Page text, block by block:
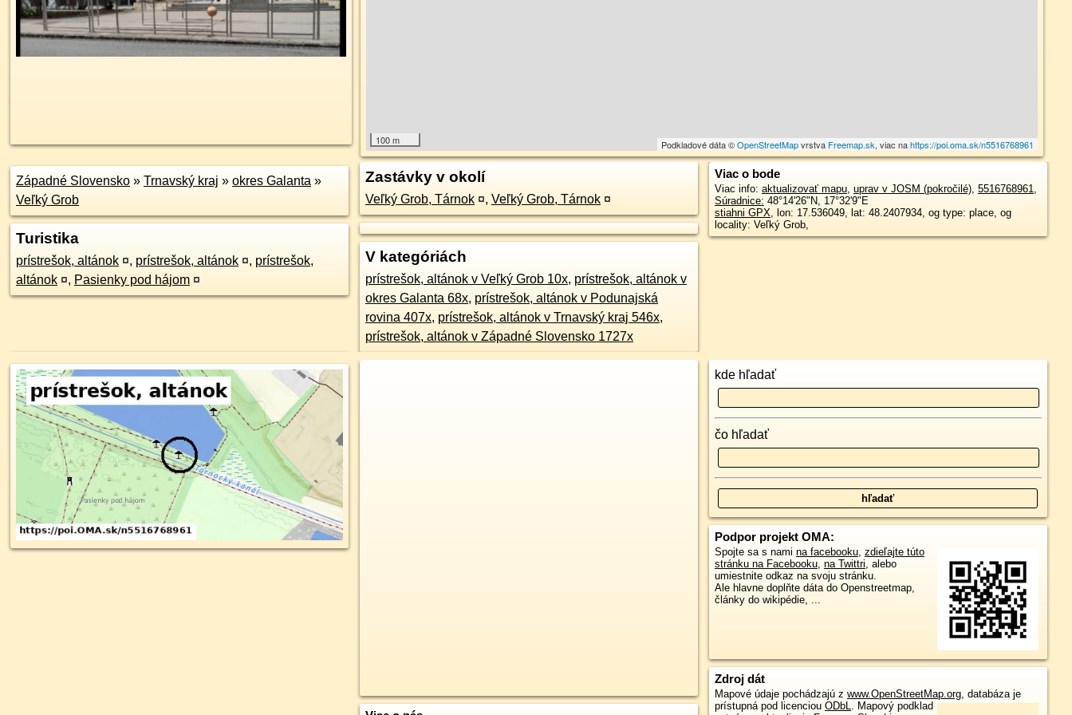
100 m Podkladové dáta ©OpenStreetMapvrstva Freemap.sk, viac nahttps://poi.oma.sk/n5516768961
Západné Slovensko » Trnavský kraj » okres Galanta »
Veľký Grob
Turistika
prístrešok, altánok ¤, prístrešok, altánok ¤, prístrešok,
altánok ¤, Pasienky pod hájom ¤
Zastávky v okolí
Veľký Grob, Tárnok ¤, Veľký Grob, Tárnok ¤
V kategóriách
prístrešok, altánok v Veľký Grob 10x, prístrešok, altánok v
okres Galanta 68x, prístrešok, altánok v Podunajská
rovina 407x, prístrešok, altánok v Trnavský kraj 546x,
prístrešok, altánok v Západné Slovensko 1727x
Viac o bode
Viac info: aktualizovať mapu, uprav v JOSM (pokročilé), 5516768961,
Súradnice: 48°14'26"N, 17°32'9"E
stiahni GPX, lon: 17.536049, lat: 48.2407934, og type: place, og
locality: Veľký Grob,
kde hľadať
čo hľadať
Podpor projekt OMA:
Spojte sa s nami na facebooku, zdieľajte túto
stránku na Facebooku, na Twittri, alebo
umiestnite odkaz na svoju stránku.
Ale hlavne doplňte dáta do Openstreetmap,
články do wikipédie, ...
Zdroj dát
Mapové údaje pochádzajú z www.OpenStreetMap.org, databáza je
prístupná pod licenciou ODbL. Mapový podklad